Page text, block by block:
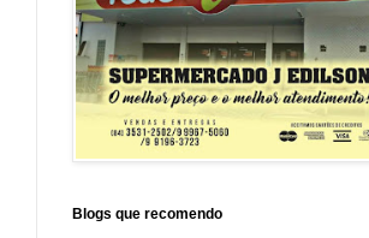
Blogs que recomendo